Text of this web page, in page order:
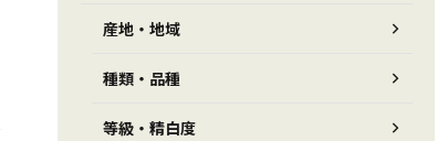
産地・地域
種類・品種
等級・精白度